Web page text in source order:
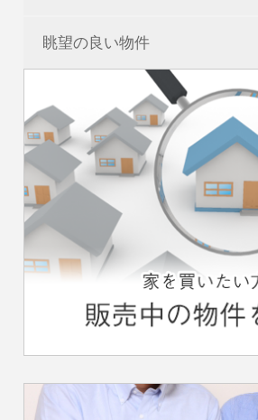
眺望の良い物件